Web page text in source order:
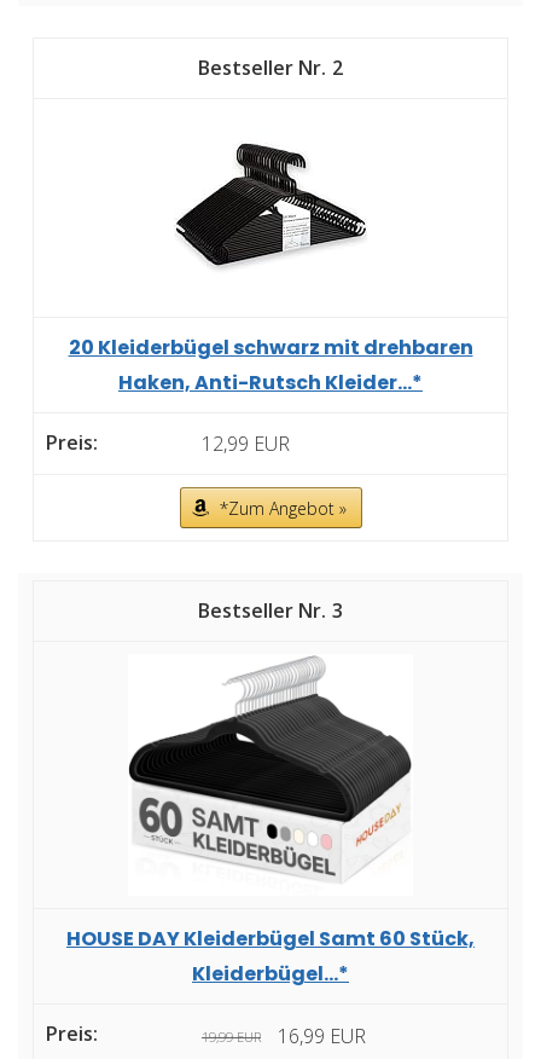
2
20 Kleiderbügel schwarz mit drehbaren
Haken, Anti-Rutsch Kleider...*
12,99 EUR
*Zum Angebot »
3
HOUSE DAY Kleiderbügel Samt 60 Stück,
Kleiderbügel...*
19,99 EUR 16,99 EUR